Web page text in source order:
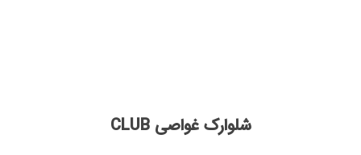
شلوارک غواصی CLUB